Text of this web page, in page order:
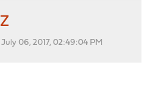
06, 2017, 02:49:04 PM